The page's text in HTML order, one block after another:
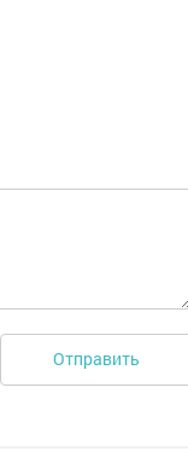
Отправить